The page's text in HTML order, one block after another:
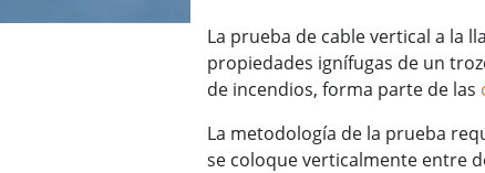
La prueba de cable vertical a la
propiedades ignífugas de un
de incendios, forma parte de las
La metodología de la prueba
se coloque verticalmente entre